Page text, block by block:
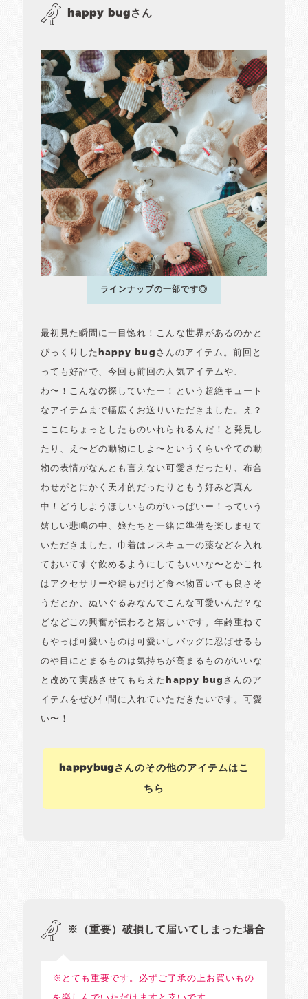
happy bugさん
ラインナップの一部です◎
最初見た瞬間に一目惚れ！こんな世界があるのかと
びっくりしたhappy bugさんのアイテム。前回と
っても好評で、今回も前回の人気アイテムや、
わ〜！こんなの探していたー！という超絶キュート
なアイテムまで幅広くお送りいただきました。え？
ここにちょっとしたものいれられるんだ！と発見し
たり、え〜どの動物にしよ〜というくらい全ての動
物の表情がなんとも言えない可愛さだったり、布合
わせがとにかく天才的だったりともう好みど真ん
中！どうしようほしいものがいっぱいー！っていう
嬉しい悲鳴の中、娘たちと一緒に準備を楽しませて
いただきました。巾着はレスキューの薬などを入れ
ておいてすぐ飲めるようにしてもいいな〜とかこれ
はアクセサリーや鍵もだけど食べ物置いても良さそ
うだとか、ぬいぐるみなんでこんな可愛いんだ？な
どなどこの興奮が伝わると嬉しいです。年齢重ねて
もやっぱ可愛いものは可愛いしバッグに忍ばせるも
のや目にとまるものは気持ちが高まるものがいいな
と改めて実感させてもらえたhappy bugさんのア
イテムをぜひ仲間に入れていただきたいです。可愛
い〜！
happybugさんのその他のアイテムはこ
ちら
※（重要）破損して届いてしまった場合
※とても重要です。必ずご了承の上お買いもの